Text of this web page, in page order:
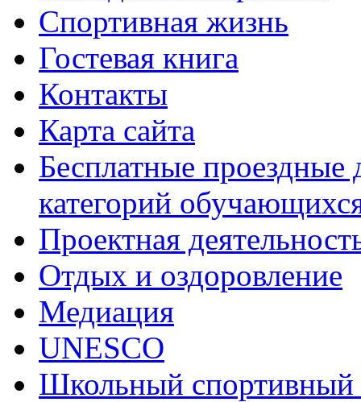
Спортивная жизнь
Гостевая книга
Контакты
Карта сайта
Бесплатные
категорий
Проектная
Отдых и оздоровление
Медиация
UNESCO
Школьный спортивный